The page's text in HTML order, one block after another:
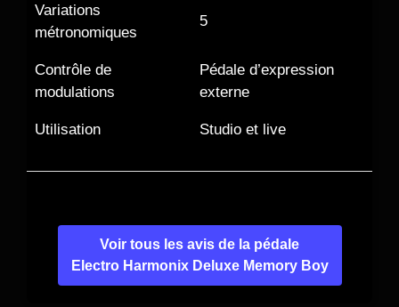
Variations
métronomiques
5
Contrôle de
modulations
Pédale d’expression
externe
Utilisation Studio et live
Voir tous les avis de la pédale
Electro Harmonix Deluxe Memory Boy